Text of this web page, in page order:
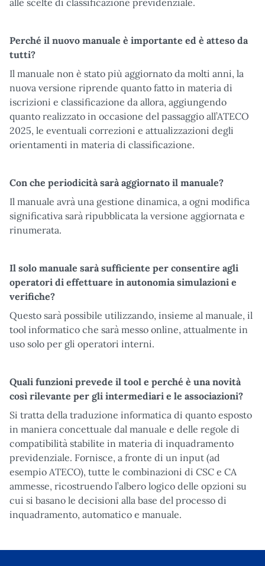
Perché il nuovo manuale è importante ed è atteso da
tutti?
Il manuale non è stato più aggiornato da molti anni, la
nuova versione riprende quanto fatto in materia di
iscrizioni e classificazione da allora, aggiungendo
quanto realizzato in occasione del passaggio all’ATECO
2025, le eventuali correzioni e attualizzazioni degli
orientamenti in materia di classificazione.
Con che periodicità sarà aggiornato il manuale?
Il manuale avrà una gestione dinamica, a ogni modifica
significativa sarà ripubblicata la versione aggiornata e
rinumerata.
Il solo manuale sarà sufficiente per consentire agli
operatori di effettuare in autonomia simulazioni e
verifiche?
Questo sarà possibile utilizzando, insieme al manuale, il
tool informatico che sarà messo online, attualmente in
uso solo per gli operatori interni.
Quali funzioni prevede il tool e perché è una novità
così rilevante per gli intermediari e le associazioni?
Si tratta della traduzione informatica di quanto esposto
in maniera concettuale dal manuale e delle regole di
compatibilità stabilite in materia di inquadramento
previdenziale. Fornisce, a fronte di un input (ad
esempio ATECO), tutte le combinazioni di CSC e CA
ammesse, ricostruendo l’albero logico delle opzioni su
cui si basano le decisioni alla base del processo di
inquadramento, automatico e manuale.